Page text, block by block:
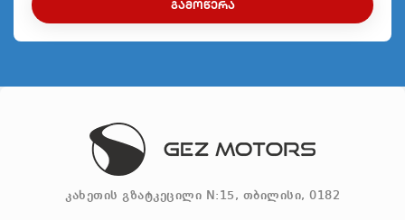
ᲒᲐᲛᲝᲬᲔᲠᲐ
კახეთის გზატკეცილი N:15, თბილისი, 0182